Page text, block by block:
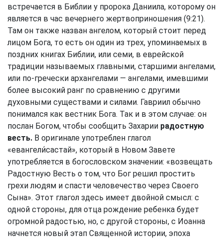
встречается в Библии у пророка Даниила, которому он
является в час вечернего жертвоприношения (9:21).
Там он также назван ангелом, который стоит перед
лицом Бога, то есть он один из трех, упоминаемых в
поздних книгах Библии, или семи, в еврейской
традиции называемых главными, старшими ангелами,
или по-гречески архангелами — ангелами, имевшими
более высокий ранг по сравнению с другими
духовными существами и силами. Гавриил обычно
понимался как вестник Бога. Так и в этом случае: он
послан Богом, чтобы сообщить Захарии радостную
весть. В оригинале употреблен глагол
«евангели́састай», который в Новом Завете
употребляется в богословском значении: «возвещать
Радостную Весть о том, что Бог решил простить
грехи людям и спасти человечество через Своего
Сына». Этот глагол здесь имеет двойной смысл: с
одной стороны, для отца рождение ребенка будет
огромной радостью, но, с другой стороны, с Иоанна
начнется новый этап Священной истории, эпоха